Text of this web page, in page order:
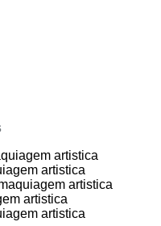
artistica
artistica
artistica
artistica
artistica